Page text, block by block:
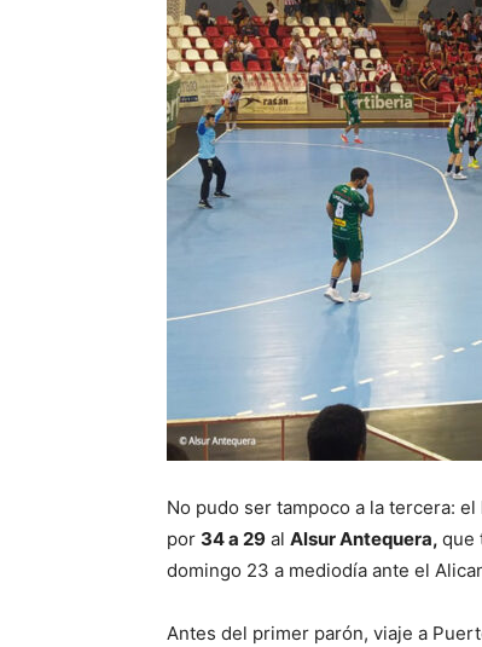
No pudo ser tampoco a la tercera: el
por 34 a 29 al Alsur Antequera, que
domingo 23 a mediodía ante el
Antes del primer parón, viaje a